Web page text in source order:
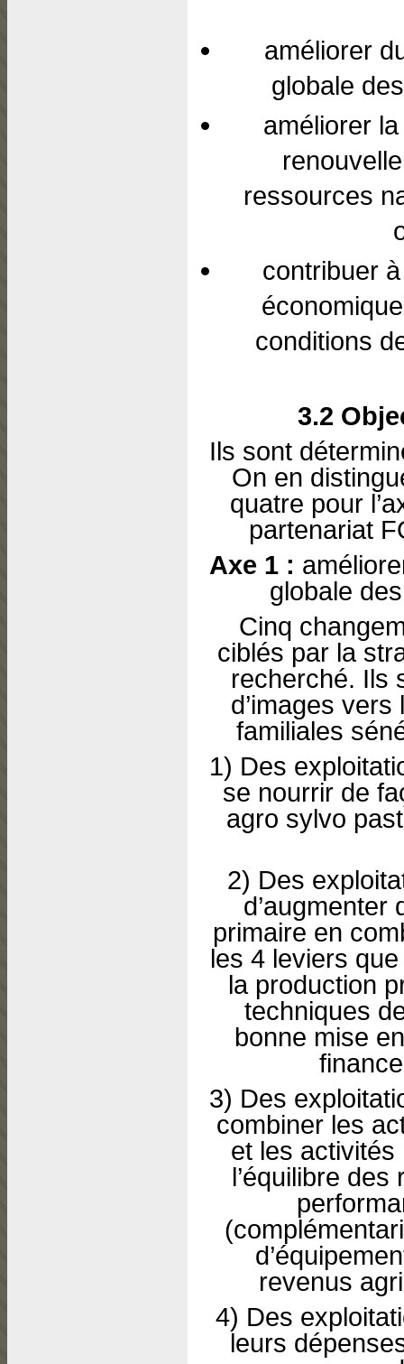
améliorer
globale
améliorer
ressources
contribuer
conditions
3.2
Ils sont
On en
quatre pour
partenariat
Axe 1 :
globale
Cinq
ciblés par la
recherché. Ils
d’images
familiales
1) Des
se nourrir de
agro sylvo
2) Des
d’augmenter
primaire en
les 4 leviers
la production
techniques
bonne mise
3) Des
combiner les
et les
l’équilibre
revenus
4) Des
leurs